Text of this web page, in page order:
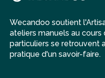
Wecandoo soutient
ateliers manuels au
particuliers se retrouvent
pratique d'un savoir-faire.